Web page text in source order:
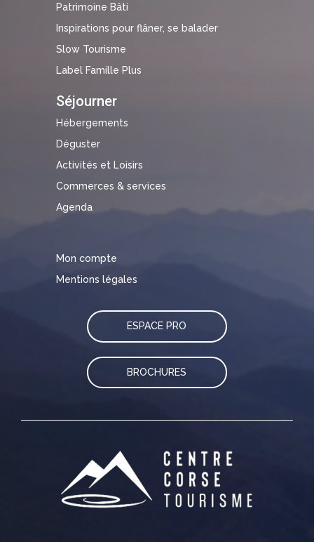
Patrimoine Bâti
Inspirations pour flâner, se balader
Slow Tourisme
Label Famille Plus
Séjourner
Hébergements
Déguster
Activités et Loisirs
Commerces & services
Agenda
Mon compte
Mentions légales
ESPACE PRO
BROCHURES